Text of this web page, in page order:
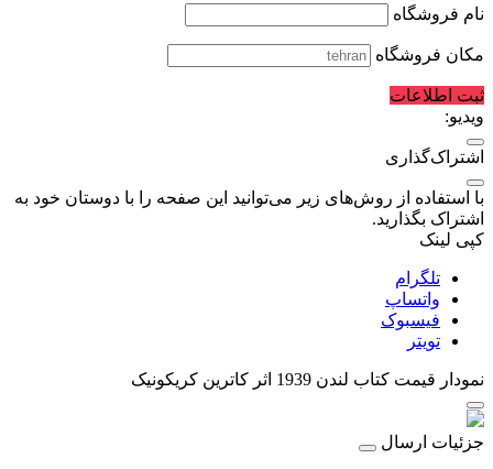
نام فروشگاه
مکان فروشگاه
ثبت اطلاعات
ویدیو:
اشتراک‌گذاری
با استفاده از روش‌های زیر می‌توانید این صفحه را با دوستان خود به
اشتراک بگذارید.
کپی لینک
تلگرام
واتساپ
فیسبوک
تویتر
نمودار قیمت کتاب لندن 1939 اثر کاترین کریکونیک
جزئیات ارسال